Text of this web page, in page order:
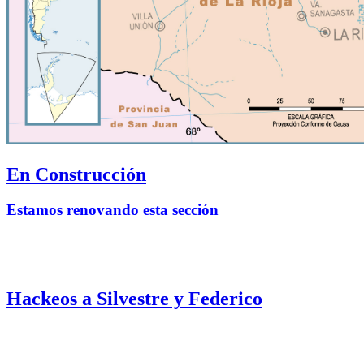
En Construcción
Estamos renovando esta sección
Hackeos a Silvestre y Federico